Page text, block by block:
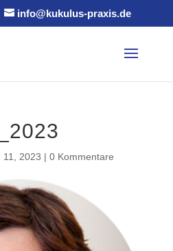
info@kukulus-praxis.de
11, 2023 | 0 Kommentare